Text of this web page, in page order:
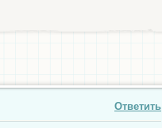
Ответить